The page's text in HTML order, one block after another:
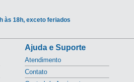
às 18h, exceto feriados
Ajuda e Suporte
Atendimento
Contato